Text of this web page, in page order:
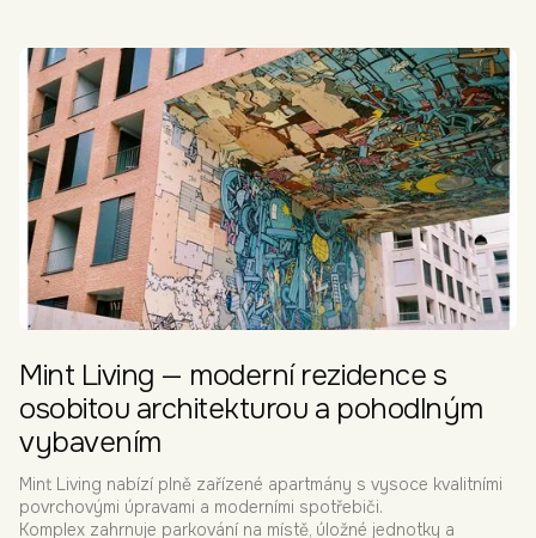
Mint Living — moderní rezidence s
osobitou architekturou a pohodlným
vybavením
Mint Living nabízí plně zařízené apartmány s vysoce kvalitními
povrchovými úpravami a moderními spotřebiči.
Komplex zahrnuje parkování na místě, úložné jednotky a